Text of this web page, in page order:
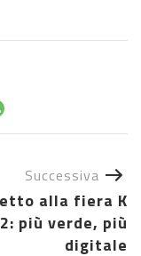
Successiva
alla fiera K
più verde, più
digitale